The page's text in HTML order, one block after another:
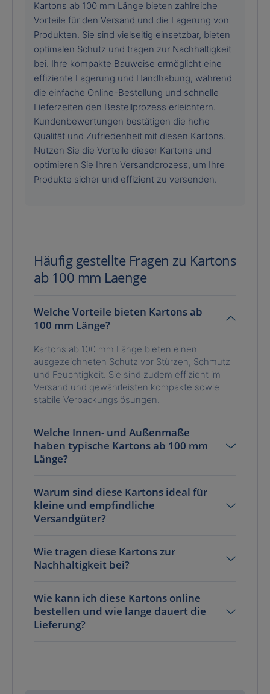
Kartons ab 100 mm Länge bieten zahlreiche
Vorteile für den Versand und die Lagerung von
Produkten. Sie sind vielseitig einsetzbar, bieten
optimalen Schutz und tragen zur Nachhaltigkeit
bei. Ihre kompakte Bauweise ermöglicht eine
effiziente Lagerung und Handhabung, während
die einfache Online-Bestellung und schnelle
Lieferzeiten den Bestellprozess erleichtern.
Kundenbewertungen bestätigen die hohe
Qualität und Zufriedenheit mit diesen Kartons.
Nutzen Sie die Vorteile dieser Kartons und
optimieren Sie Ihren Versandprozess, um Ihre
Produkte sicher und effizient zu versenden.
Häufig gestellte Fragen zu Kartons
ab 100 mm Laenge
Welche Vorteile bieten Kartons ab
100 mm Länge?
Kartons ab 100 mm Länge bieten einen
ausgezeichneten Schutz vor Stürzen, Schmutz
und Feuchtigkeit. Sie sind zudem effizient im
Versand und gewährleisten kompakte sowie
stabile Verpackungslösungen.
Welche Innen- und Außenmaße
haben typische Kartons ab 100 mm
Länge?
Warum sind diese Kartons ideal für
kleine und empfindliche
Versandgüter?
Wie tragen diese Kartons zur
Nachhaltigkeit bei?
Wie kann ich diese Kartons online
bestellen und wie lange dauert die
Lieferung?